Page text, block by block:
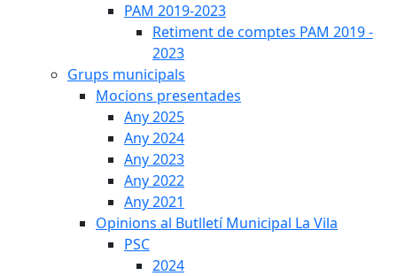
PAM 2019-2023
Retiment de comptes PAM 2019 -
2023
Grups municipals
Mocions presentades
Any 2025
Any 2024
Any 2023
Any 2022
Any 2021
Opinions al Butlletí Municipal La Vila
PSC
2024